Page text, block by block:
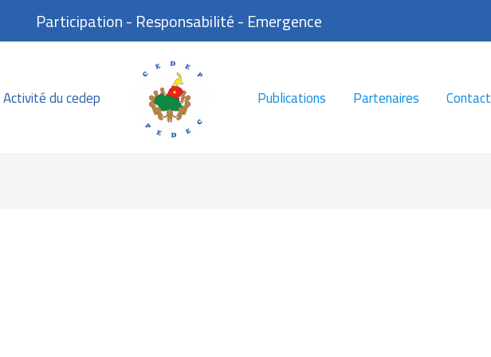
Participation - Responsabilité - Emergence
Activité du cedep Publications Partenaires Contact